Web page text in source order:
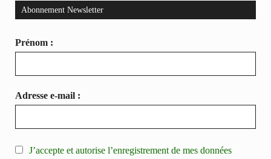
Abonnement Newsletter
Prénom :
Adresse e-mail :
J’accepte et autorise l’enregistrement de mes données